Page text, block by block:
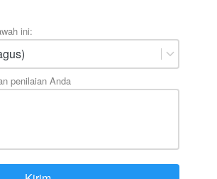
ini:
penilaian Anda